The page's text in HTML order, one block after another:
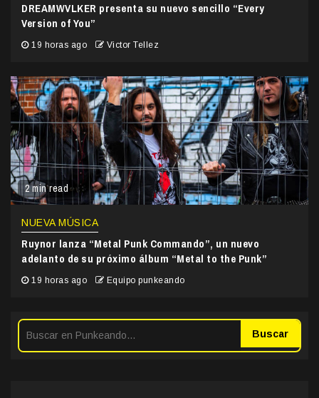
DREAMWVLKER presenta su nuevo sencillo “Every
Version of You”
19 horas ago Victor Tellez
2 min read
NUEVA MÚSICA
Ruynor lanza “Metal Punk Commando”, un nuevo
adelanto de su próximo álbum “Metal to the Punk”
19 horas ago Equipo punkeando
Buscar